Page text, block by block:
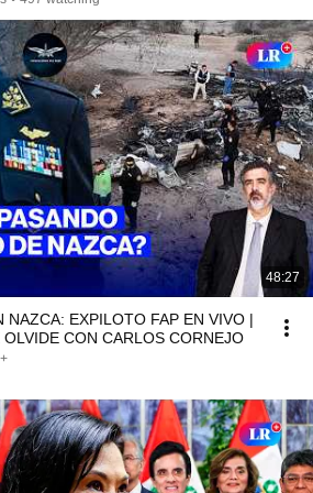
48:27
NAZCA: EXPILOTO FAP EN VIVO |
CON CARLOS CORNEJO